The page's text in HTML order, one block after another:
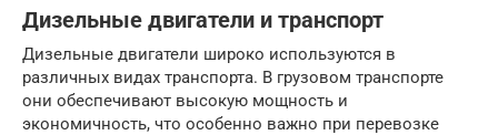
Дизельные двигатели и транспорт
Дизельные двигатели широко используются в
различных видах транспорта. В грузовом транспорте
они обеспечивают высокую мощность и
экономичность, что особенно важно при перевозке